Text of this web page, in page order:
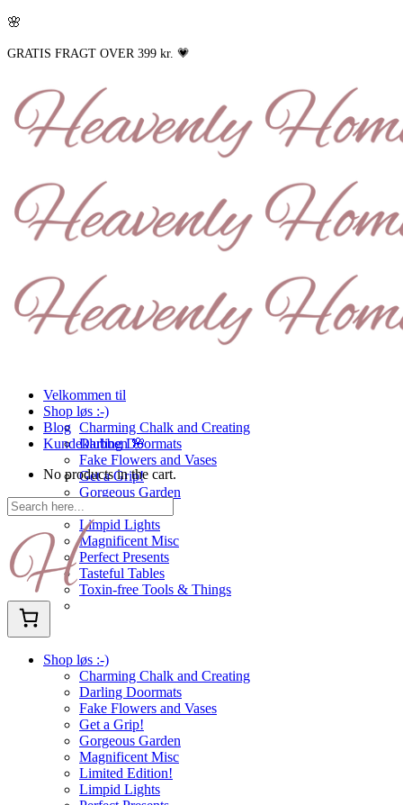
🌸
GRATIS FRAGT OVER 399 kr. 💗
Velkommen til
Shop løs :-)
Charming Chalk and Creating
Darling Doormats
Fake Flowers and Vases
Get a Grip!
Gorgeous Garden
Limited Edition!
Limpid Lights
Magnificent Misc
Perfect Presents
Tasteful Tables
Toxin-free Tools & Things
Blog
Kundeklubben 🌸
No products in the cart.
Shop løs :-)
Charming Chalk and Creating
Darling Doormats
Fake Flowers and Vases
Get a Grip!
Gorgeous Garden
Magnificent Misc
Limited Edition!
Limpid Lights